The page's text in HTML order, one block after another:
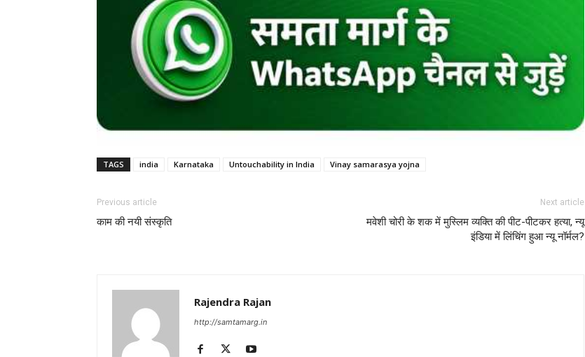
TAGS india Karnataka Untouchability in India Vinay samarasya yojna
Previous article
काम की नयी संस्कृति
Next article
मवेशी चोरी के शक में मुस्लिम व्यक्ति की पीट-पीटकर हत्या, न्यू
इंडिया में लिंचिंग हुआ न्यू नॉर्मल?
Rajendra Rajan
http://samtamarg.in